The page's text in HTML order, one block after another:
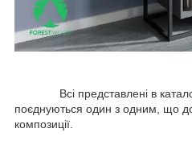
Всі представлені в
поєднуються один з одним, що
композиції.